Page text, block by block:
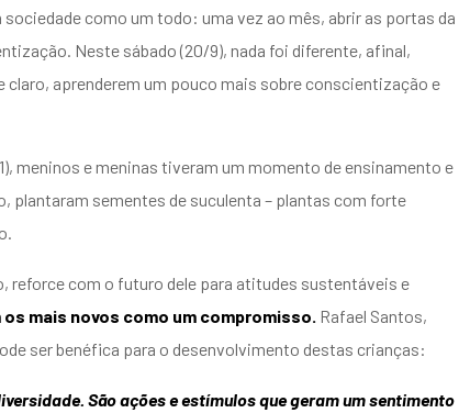
como um todo: uma vez ao mês, abrir as portas da
Neste sábado (20/9), nada foi diferente, afinal,
aprenderem um pouco mais sobre conscientização e
meninos e meninas tiveram um momento de ensinamento e
plantaram sementes de suculenta – plantas com forte
reforce com o futuro dele para atitudes sustentáveis e
mais novos como um compromisso. Rafael Santos,
ser benéfica para o desenvolvimento destas crianças:
São ações e estímulos que geram um sentimento